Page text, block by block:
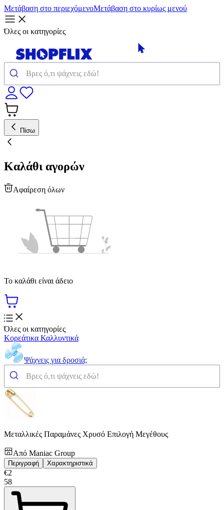
Μετάβαση στο περιεχόμενοΜετάβαση στο κυρίως μενού
Όλες οι κατηγορίες
Πίσω
Καλάθι αγορών
Αφαίρεση όλων
Το καλάθι είναι άδειο
Όλες οι κατηγορίες
Κορεάτικα Καλλυντικά
Ψάχνεις για δροσιά;
Μεταλλικές Παραμάνες Χρυσό Επιλογή Μεγέθους
Από Maniac Group
Περιγραφή Χαρακτηριστικά
€2
58